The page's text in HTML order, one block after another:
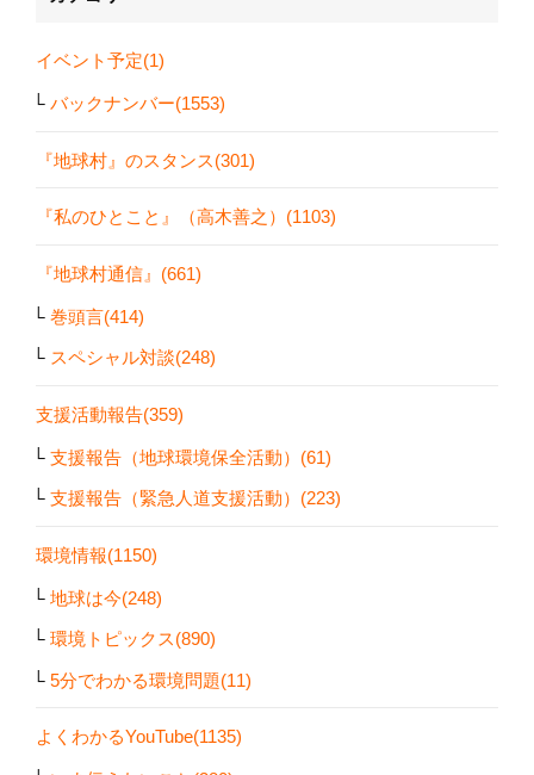
イベント予定(1)
バックナンバー(1553)
『地球村』のスタンス(301)
『私のひとこと』（高木善之）(1103)
『地球村通信』(661)
巻頭言(414)
スペシャル対談(248)
支援活動報告(359)
支援報告（地球環境保全活動）(61)
支援報告（緊急人道支援活動）(223)
環境情報(1150)
地球は今(248)
環境トピックス(890)
5分でわかる環境問題(11)
よくわかるYouTube(1135)